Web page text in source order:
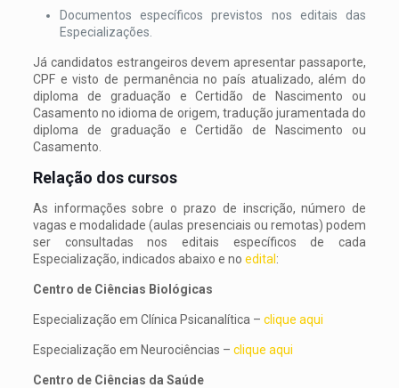
Documentos específicos previstos nos editais das
Especializações.
Já candidatos estrangeiros devem apresentar passaporte,
CPF e visto de permanência no país atualizado, além do
diploma de graduação e Certidão de Nascimento ou
Casamento no idioma de origem, tradução juramentada do
diploma de graduação e Certidão de Nascimento ou
Casamento.
Relação dos cursos
As informações sobre o prazo de inscrição, número de
vagas e modalidade (aulas presenciais ou remotas) podem
ser consultadas nos editais específicos de cada
Especialização, indicados abaixo e no edital:
Centro de Ciências Biológicas
Especialização em Clínica Psicanalítica – clique aqui
Especialização em Neurociências – clique aqui
Centro de Ciências da Saúde